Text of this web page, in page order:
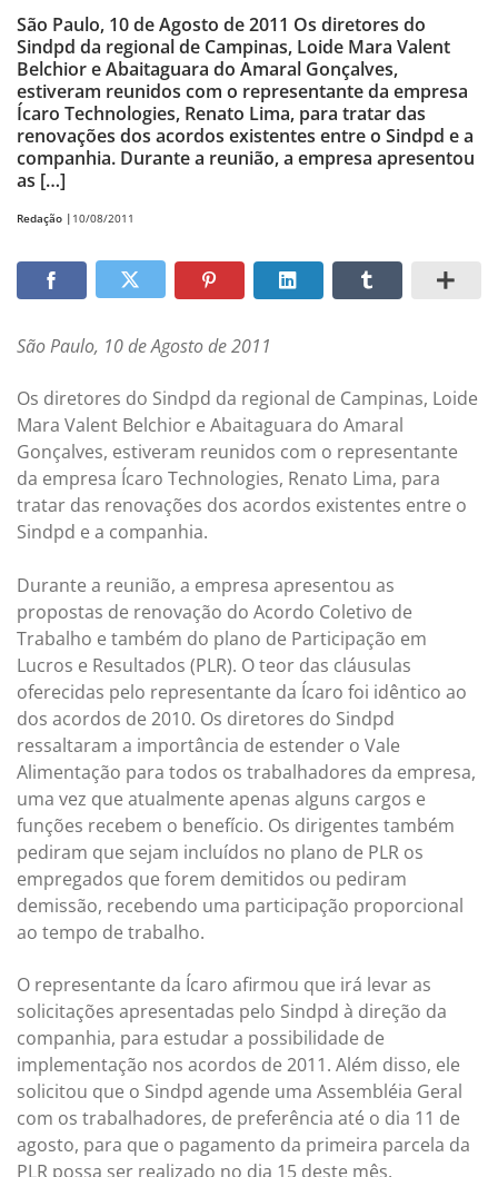
São Paulo, 10 de Agosto de 2011 Os diretores do
Sindpd da regional de Campinas, Loide Mara Valent
Belchior e Abaitaguara do Amaral Gonçalves,
estiveram reunidos com o representante da empresa
Ícaro Technologies, Renato Lima, para tratar das
renovações dos acordos existentes entre o Sindpd e a
companhia. Durante a reunião, a empresa apresentou
as […]
Redação | 10/08/2011
São Paulo, 10 de Agosto de 2011
Os diretores do Sindpd da regional de Campinas, Loide
Mara Valent Belchior e Abaitaguara do Amaral
Gonçalves, estiveram reunidos com o representante
da empresa Ícaro Technologies, Renato Lima, para
tratar das renovações dos acordos existentes entre o
Sindpd e a companhia.
Durante a reunião, a empresa apresentou as
propostas de renovação do Acordo Coletivo de
Trabalho e também do plano de Participação em
Lucros e Resultados (PLR). O teor das cláusulas
oferecidas pelo representante da Ícaro foi idêntico ao
dos acordos de 2010. Os diretores do Sindpd
ressaltaram a importância de estender o Vale
Alimentação para todos os trabalhadores da empresa,
uma vez que atualmente apenas alguns cargos e
funções recebem o benefício. Os dirigentes também
pediram que sejam incluídos no plano de PLR os
empregados que forem demitidos ou pediram
demissão, recebendo uma participação proporcional
ao tempo de trabalho.
O representante da Ícaro afirmou que irá levar as
solicitações apresentadas pelo Sindpd à direção da
companhia, para estudar a possibilidade de
implementação nos acordos de 2011. Além disso, ele
solicitou que o Sindpd agende uma Assembléia Geral
com os trabalhadores, de preferência até o dia 11 de
agosto, para que o pagamento da primeira parcela da
PLR possa ser realizado no dia 15 deste mês.